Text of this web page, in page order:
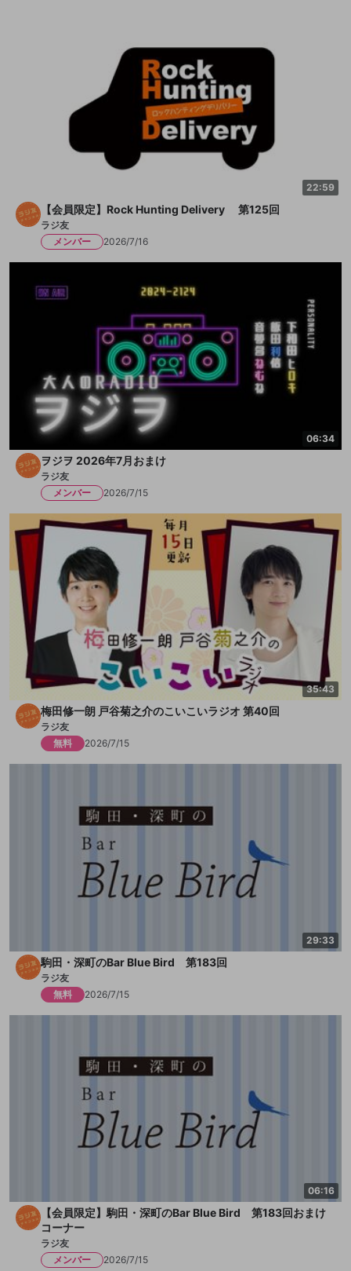
22:59
【会員限定】Rock Hunting Delivery 第125回
ラジ友
メンバー
2026/7/16
06:34
ヲジヲ 2026年7月おまけ
ラジ友
メンバー
2026/7/15
35:43
梅田修一朗 戸谷菊之介のこいこいラジオ 第40回
ラジ友
無料
2026/7/15
29:33
駒田・深町のBar Blue Bird 第183回
ラジ友
無料
2026/7/15
06:16
【会員限定】駒田・深町のBar Blue Bird 第183回おまけ
コーナー
ラジ友
メンバー
2026/7/15